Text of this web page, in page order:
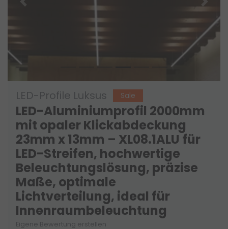
Zurück
LED-Profile Luksus Sale
LED-Aluminiumprofil 2000mm
mit opaler Klickabdeckung
23mm x 13mm – XL08.1ALU für
LED-Streifen, hochwertige
Beleuchtungslösung, präzise
Maße, optimale
Lichtverteilung, ideal für
Innenraumbeleuchtung
Eigene Bewertung erstellen